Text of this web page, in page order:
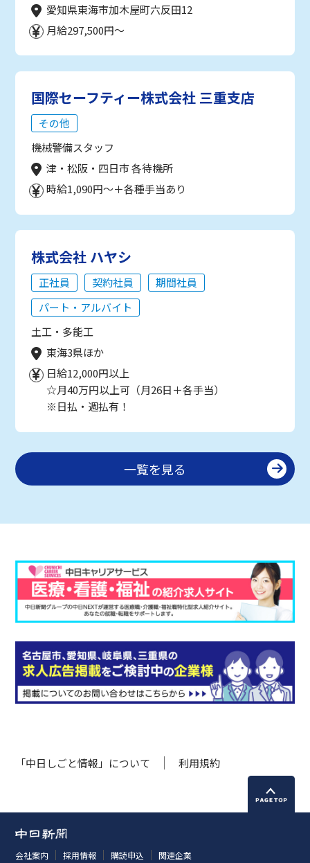
愛知県東海市加木屋町六反田12
月給297,500円～
国際セーフティー株式会社 三重支店
その他
機械警備スタッフ
津・松阪・四日市 各待機所
時給1,090円～＋各種手当あり
株式会社 ハヤシ
正社員 契約社員
期間社員
パート・アルバイト
土工・多能工
東海3県ほか
日給12,000円以上
☆月40万円以上可（月26日＋各手当）
※日払・週払有！
一覧を見る
「中日しごと情報」について 利用規約
会社案内 採用情報 購読申込 関連企業